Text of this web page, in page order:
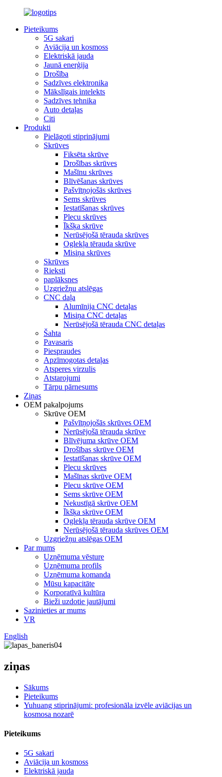
Pieteikums
5G sakari
Aviācija un kosmoss
Elektriskā jauda
Jaunā enerģija
Drošība
Sadzīves elektronika
Mākslīgais intelekts
Sadzīves tehnika
Auto detaļas
Citi
Produkti
Pielāgoti stiprinājumi
Skrūves
Fiksēta skrūve
Drošības skrūves
Mašīnu skrūves
Blīvēšanas skrūves
Pašvītņojošās skrūves
Sems skrūves
Iestatīšanas skrūves
Plecu skrūves
Īkšķa skrūve
Nerūsējošā tērauda skrūves
Oglekļa tērauda skrūve
Misiņa skrūves
Skrūves
Rieksti
paplāksnes
Uzgriežņu atslēgas
CNC daļa
Alumīnija CNC detaļas
Misiņa CNC detaļas
Nerūsējošā tērauda CNC detaļas
Šahta
Pavasaris
Piespraudes
Apzīmogotas detaļas
Atsperes virzulis
Atstarojumi
Tārpu pārnesums
Ziņas
OEM pakalpojums
Skrūve OEM
Pašvītņojošās skrūves OEM
Nerūsējošā tērauda skrūve
Blīvējuma skrūve OEM
Drošības skrūve OEM
Iestatīšanas skrūve OEM
Plecu skrūves
Mašīnas skrūve OEM
Plecu skrūve OEM
Sems skrūve OEM
Nekustīgā skrūve OEM
Īkšķa skrūve OEM
Oglekļa tērauda skrūve OEM
Nerūsējošā tērauda skrūves OEM
Uzgriežņu atslēgas OEM
Par mums
Uzņēmuma vēsture
Uzņēmuma profils
Uzņēmuma komanda
Mūsu kapacitāte
Korporatīvā kultūra
Bieži uzdotie jautājumi
Sazinieties ar mums
VR
English
ziņas
Sākums
Pieteikums
Yuhuang stiprinājumi: profesionāla izvēle aviācijas un
kosmosa nozarē
Pieteikums
5G sakari
Aviācija un kosmoss
Elektriskā jauda